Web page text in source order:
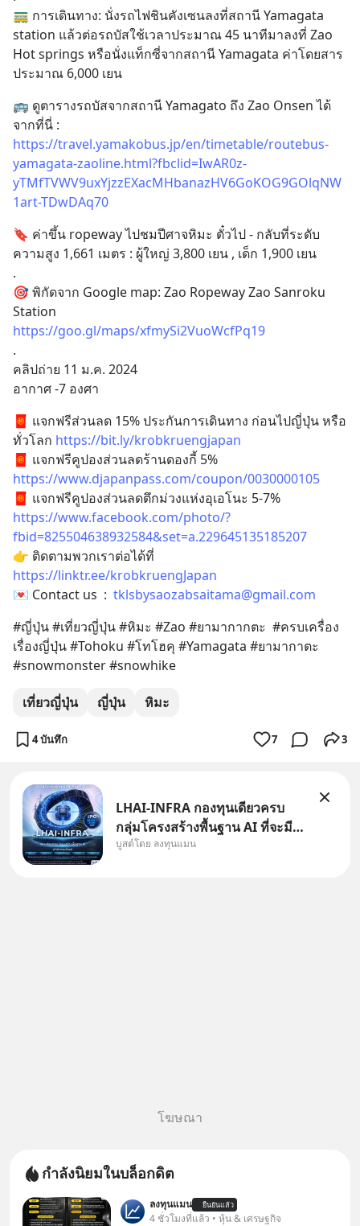
🚃 การเดินทาง: นั่งรถไฟชินคังเซนลงที่สถานี Yamagata
station แล้วต่อรถบัสใช้เวลาประมาณ 45 นาทีมาลงที่ Zao
Hot springs หรือนั่งแท็กซี่จากสถานี Yamagata ค่าโดยสาร
ประมาณ 6,000 เยน
🚌 ดูตารางรถบัสจากสถานี Yamagato ถึง Zao Onsen ได้
https://travel.yamakobus.jp/en/timetable/routebus-
yamagata-zaoline.html?fbclid=IwAR0z-
yTMfTVWV9uxYjzzEXacMHbanazHV6GoKOG9GOlqNW
1art-TDwDAq70
🔖 ค่าขึ้น ropeway ไปชมปีศาจหิมะ ตั๋วไป - กลับที่ระดับ
ความสูง 1,661 เมตร : ผู้ใหญ่ 3,800 เยน , เด็ก 1,900 เยน
.
🎯 พิกัดจาก Google map: Zao Ropeway Zao Sanroku
Station
https://goo.gl/maps/xfmySi2VuoWcfPq19
.
คลิปถ่าย 11 ม.ค. 2024
อากาศ -7 องศา
🧧 แจกฟรีส่วนลด 15% ประกันการเดินทาง ก่อนไปญี่ปุ่น หรือ
ทั่วโลก https://bit.ly/krobkruengjapan
https://www.djapanpass.com/coupon/0030000105
https://www.facebook.com/photo/?
fbid=825504638932584&set=a.229645135185207
https://linktr.ee/krobkruengJapan
💌 Contact us  : tklsbysaozabsaitama@gmail.com
#ญี่ปุ่น #เที่ยวญี่ปุ่น #หิมะ #Zao #ยามากากตะ  #ครบเครื่อง
เรื่องญี่ปุ่น #Tohoku #โทโฮคุ #Yamagata #ยามากาตะ
#snowmonster #snowhike
เที่ยวญี่ปุ่น ญี่ปุ่น หิมะ
4 บันทึก 7 3
LHAI-INFRA กองทุนเดียวครบ
กลุ่มโครงสร้างพื้นฐาน AI ที่จะมี
งบลงทุนครั้งใหญ่ในประวัติศาสตร์
บูสต์โดย ลงทุนแมน
โฆษณา
กำลังนิยมในบล็อกดิต
ลงทุนแมน ยืนยันแล้ว
4 ชั่วโมงที่แล้ว • หุ้น & เศรษฐกิจ